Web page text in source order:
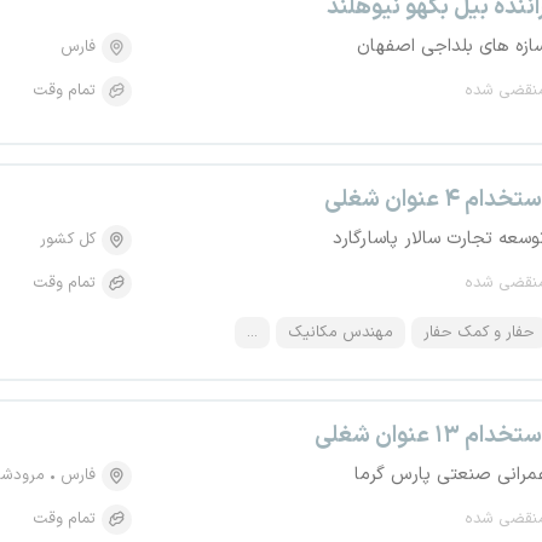
بیل بکهو نیوهلند
های بلداجی اصفهان
شده
فارس
تمام وقت
۴ عنوان شغلی
تجارت سالار پاسارگارد
شده
کل کشور
تمام وقت
حفار و کمک حفار مهندس مکانیک ...
۱۳ عنوان شغلی
صنعتی پارس گرما
شده
فارس
تمام وقت